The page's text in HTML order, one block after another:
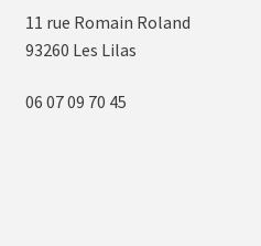
11 rue Romain Roland
93260 Les Lilas
06 07 09 70 45